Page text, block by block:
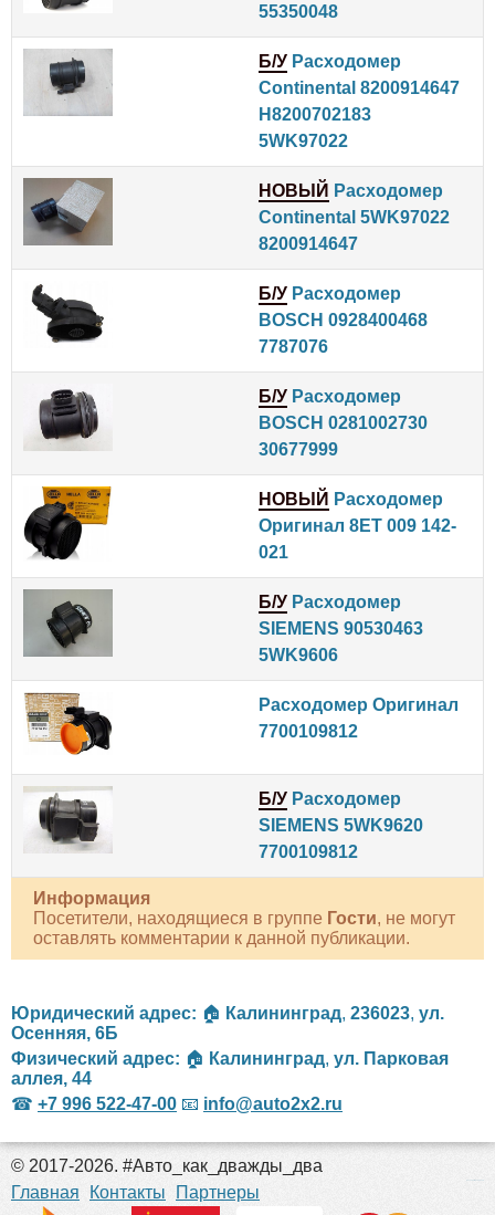
55350048
Б/У Расходомер
Continental 8200914647
H8200702183
5WK97022
НОВЫЙ Расходомер
Continental 5WK97022
8200914647
Б/У Расходомер
BOSCH 0928400468
7787076
Б/У Расходомер
BOSCH 0281002730
30677999
НОВЫЙ Расходомер
Оригинал 8ET 009 142-
021
Б/У Расходомер
SIEMENS 90530463
5WK9606
Расходомер Оригинал
7700109812
Б/У Расходомер
SIEMENS 5WK9620
7700109812
Информация
Посетители, находящиеся в группе Гости, не могут
оставлять комментарии к данной публикации.
Юридический адрес: 🏠 Калининград, 236023, ул.
Осенняя, 6Б
Физический адрес: 🏠 Калининград, ул. Парковая
аллея, 44
☎ +7 996 522-47-00 📧 info@auto2x2.ru
© 2017-2026. #Авто_как_дважды_два
Главная
Контакты Партнеры